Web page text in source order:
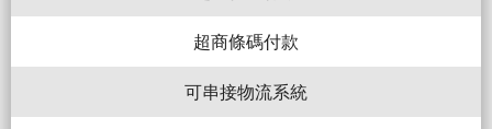
超商條碼付款
可串接物流系統